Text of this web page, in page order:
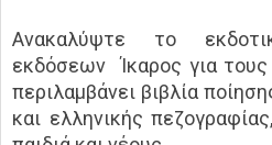
Ανακαλύψτε το
εκδόσεων Ίκαρος για
περιλαμβάνει βιβλία
και ελληνικής